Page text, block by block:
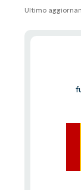
Ultimo